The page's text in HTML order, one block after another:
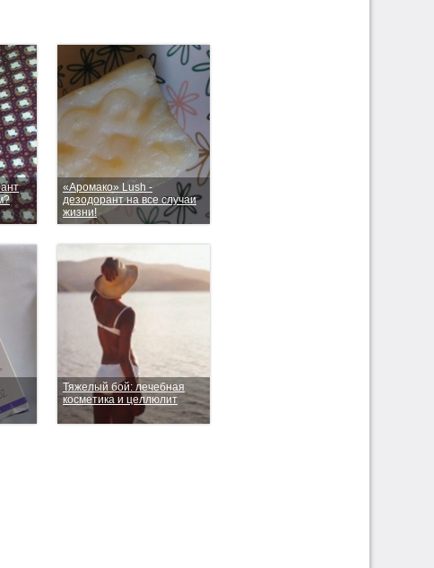
«Аромако» Lush -
дезодорант на все случаи
жизни!
Тяжелый бой: лечебная
косметика и целлюлит